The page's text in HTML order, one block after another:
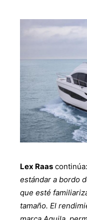
Lex Raas continúa:
estándar a bordo
que esté
tamaño. El